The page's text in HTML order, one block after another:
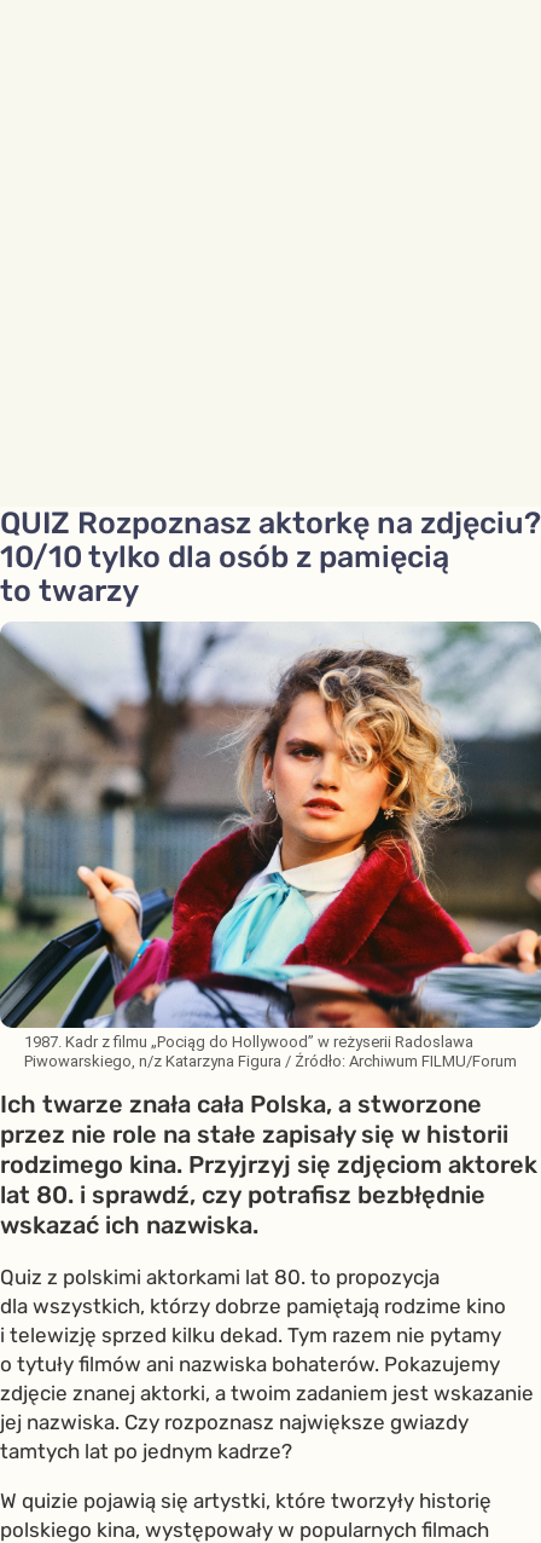
QUIZ Rozpoznasz aktorkę na zdjęciu?
10/10 tylko dla osób z pamięcią
to twarzy
1987. Kadr z filmu „Pociąg do Hollywood” w reżyserii Radoslawa
Piwowarskiego, n/z Katarzyna Figura / Źródło: Archiwum FILMU/Forum
Ich twarze znała cała Polska, a stworzone
przez nie role na stałe zapisały się w historii
rodzimego kina. Przyjrzyj się zdjęciom aktorek
lat 80. i sprawdź, czy potrafisz bezbłędnie
wskazać ich nazwiska.
Quiz z polskimi aktorkami lat 80. to propozycja
dla wszystkich, którzy dobrze pamiętają rodzime kino
i telewizję sprzed kilku dekad. Tym razem nie pytamy
o tytuły filmów ani nazwiska bohaterów. Pokazujemy
zdjęcie znanej aktorki, a twoim zadaniem jest wskazanie
jej nazwiska. Czy rozpoznasz największe gwiazdy
tamtych lat po jednym kadrze?
W quizie pojawią się artystki, które tworzyły historię
polskiego kina, występowały w popularnych filmach